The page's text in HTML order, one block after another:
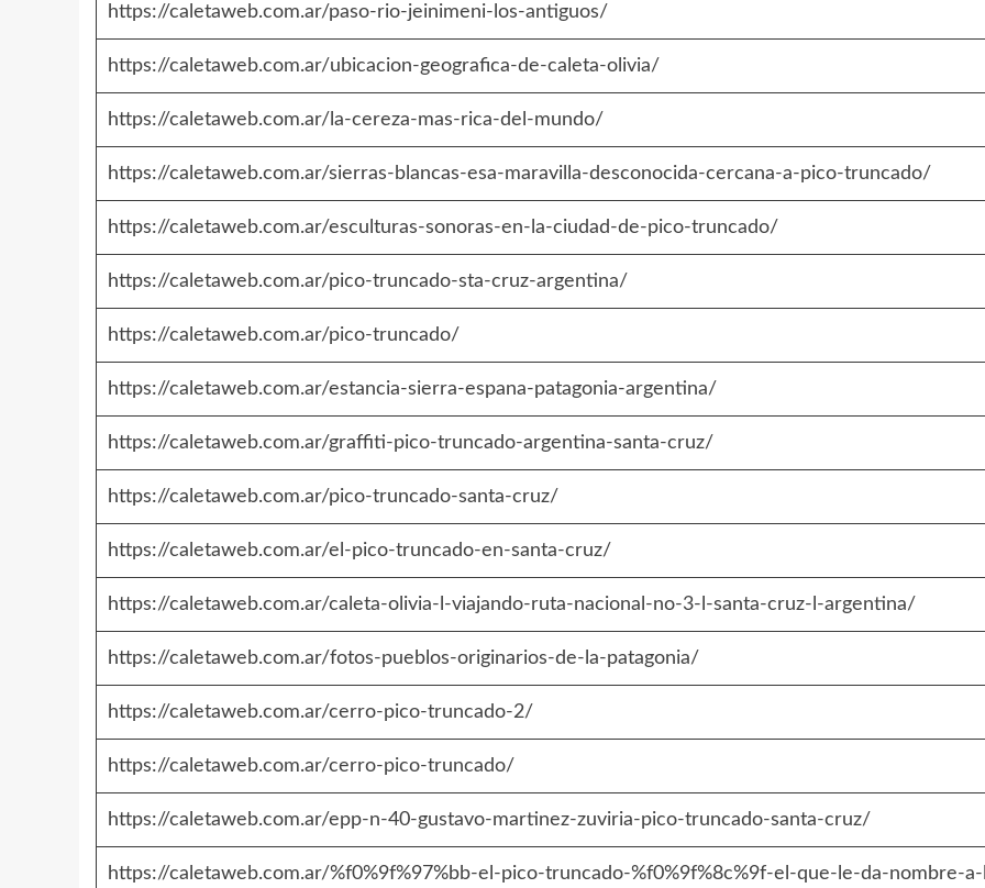
https://caletaweb.com.ar/paso-rio-jeinimeni-los-antiguos/
https://caletaweb.com.ar/ubicacion-geografica-de-caleta-olivia/
https://caletaweb.com.ar/la-cereza-mas-rica-del-mundo/
https://caletaweb.com.ar/sierras-blancas-esa-maravilla-desconocida-cercana-a-pico-truncado/
https://caletaweb.com.ar/esculturas-sonoras-en-la-ciudad-de-pico-truncado/
https://caletaweb.com.ar/pico-truncado-sta-cruz-argentina/
https://caletaweb.com.ar/pico-truncado/
https://caletaweb.com.ar/estancia-sierra-espana-patagonia-argentina/
https://caletaweb.com.ar/graffiti-pico-truncado-argentina-santa-cruz/
https://caletaweb.com.ar/pico-truncado-santa-cruz/
https://caletaweb.com.ar/el-pico-truncado-en-santa-cruz/
https://caletaweb.com.ar/caleta-olivia-l-viajando-ruta-nacional-no-3-l-santa-cruz-l-argentina/
https://caletaweb.com.ar/fotos-pueblos-originarios-de-la-patagonia/
https://caletaweb.com.ar/cerro-pico-truncado-2/
https://caletaweb.com.ar/cerro-pico-truncado/
https://caletaweb.com.ar/epp-n-40-gustavo-martinez-zuviria-pico-truncado-santa-cruz/
https://caletaweb.com.ar/%f0%9f%97%bb-el-pico-truncado-%f0%9f%8c%9f-el-que-le-da-nombre-